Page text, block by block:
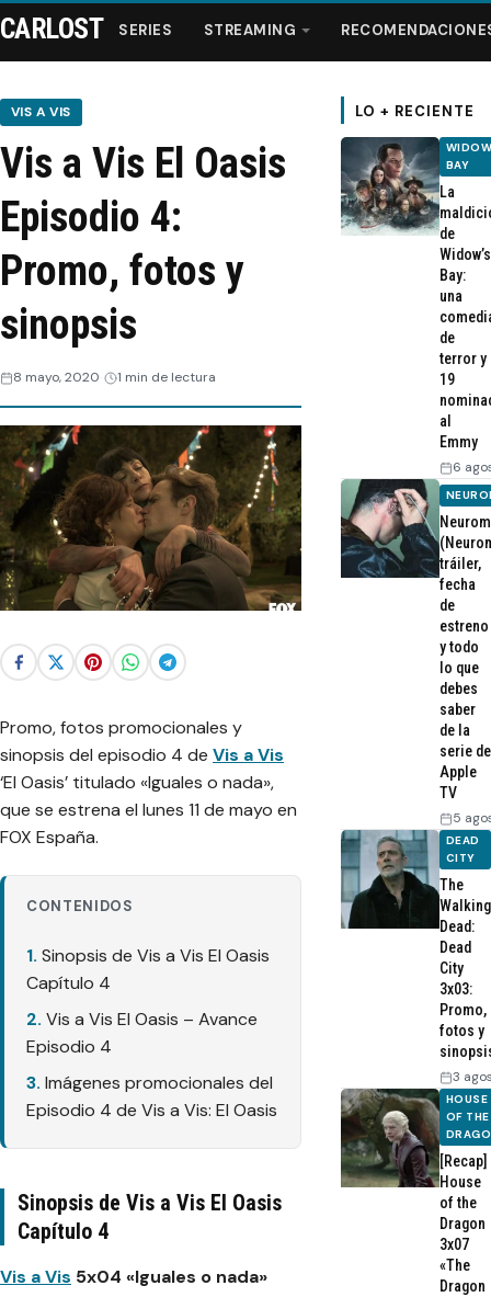
Series
Streaming
Recomendaciones
Videos
Webisodios
CARLOST SERIES STREAMING
VIS A VIS
Vis a Vis El Oasis
Episodio 4:
Promo, fotos y
sinopsis
8 mayo, 2020 1 min de lectura
Promo, fotos promocionales y
sinopsis del episodio 4 de Vis a Vis
‘El Oasis’ titulado «Iguales o nada»,
que se estrena el lunes 11 de mayo en
FOX España.
CONTENIDOS
Sinopsis de Vis a Vis El Oasis
Capítulo 4
Vis a Vis El Oasis – Avance
Episodio 4
Imágenes promocionales del
Episodio 4 de Vis a Vis: El Oasis
Sinopsis de Vis a Vis El Oasis
Capítulo 4
Vis a Vis 5x04 «Iguales o nada»
LO + RECIENTE
BAY
La
de
Widow’s
Bay:
una
de
terror y
19
al
Emmy
6
tráiler,
fecha
de
estreno
y todo
lo que
debes
saber
de la
serie de
Apple
TV
5
DEAD
CITY
The
Walking
Dead:
Dead
City
3x03:
Promo,
fotos y
3
HOUSE
OF THE
[Recap]
House
of the
Dragon
3x07
«The
Dragon